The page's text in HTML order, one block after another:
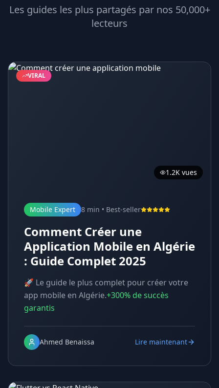
Les guides les plus partagés par nos 50,000+
lecteurs
VIRAL
1.2K vues
Mobile Expert 8 min • Best-seller
Comment Créer une
Application Mobile en Algérie
: Guide Complet 2025
🚀 Le guide le plus complet pour créer votre
app mobile en Algérie.+300% de succès
garantis
Ahmed Benaissa Lire maintenant